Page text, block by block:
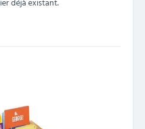
déjà existant.